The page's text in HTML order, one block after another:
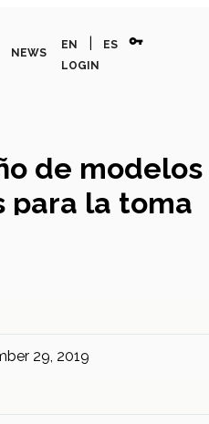
NEWS
EN ES vpn_key
LOGIN
de modelos
para la toma
en logística
29, 2019